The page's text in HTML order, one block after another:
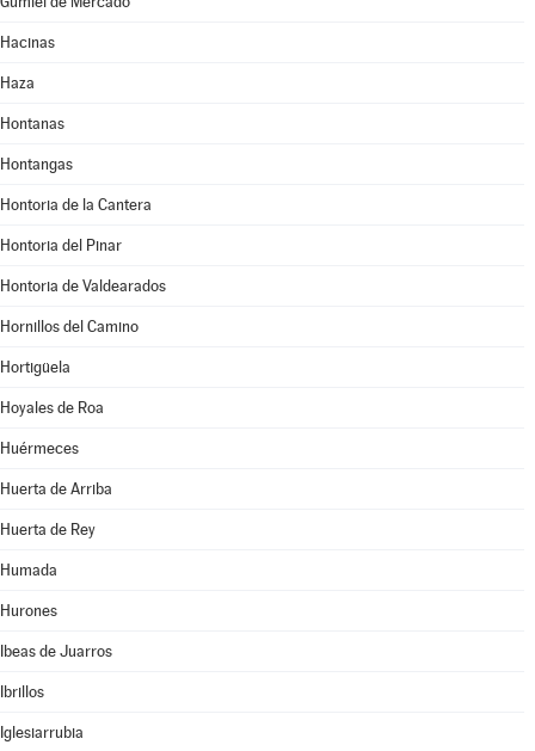
Hacinas
Haza
Hontanas
Hontangas
Hontoria de la Cantera
Hontoria del Pinar
Hontoria de Valdearados
Hornillos del Camino
Hortigüela
Hoyales de Roa
Huérmeces
Huerta de Arriba
Huerta de Rey
Humada
Hurones
Ibeas de Juarros
Ibrillos
Iglesiarrubia